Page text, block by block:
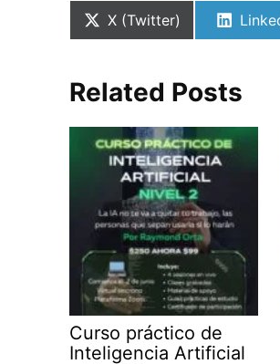
Compartir
X (Twitter)
Related Posts
Curso práctico de
Inteligencia Artificial